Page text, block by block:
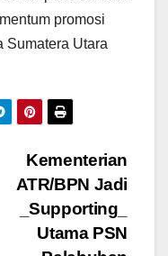
promosi
Sumatera Utara
Kementerian
ATR/BPN Jadi
_Supporting_
Utama PSN